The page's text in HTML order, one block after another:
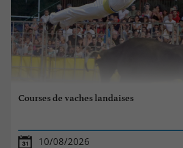
Courses de vaches landaises
10/08/2026